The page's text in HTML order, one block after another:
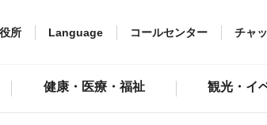
所 Language コールセンター チャ
健康・医療・福祉 観光・イ